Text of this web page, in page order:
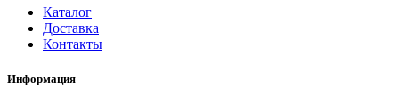
Каталог
Доставка
Контакты
Информация